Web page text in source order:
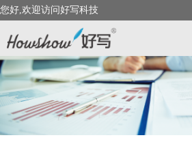
您好,欢迎访问好写科技